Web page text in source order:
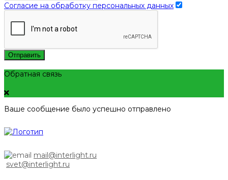
Согласие на обработку персональных данных
Отправить
Обратная связь
Ваше сообщение было успешно отправлено
mail@interlight.ru
svet@interlight.ru